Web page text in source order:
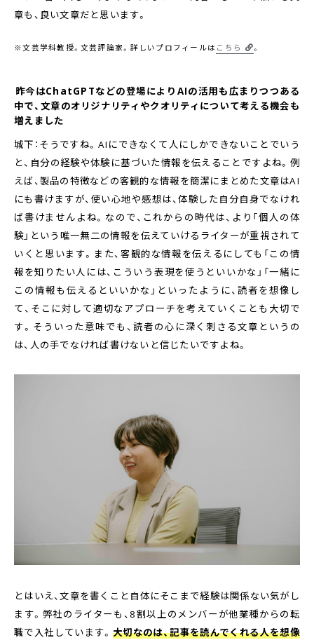
章も、良い文章だと思います。
※文芸学科教授。文芸評論家。詳しいプロフィールは こちら 。
――昨今はChatGPTなどの登場によりAIの活用も広まりつつある
中で、文章のオリジナリティやクオリティについて考える機会も
増えました
城下：そうですね。AIにできなくて人にしかできないことでいう
と、自分の経験や体験に基づいた情報を伝えることですよね。例
えば、製品の特徴などの客観的な情報を簡潔にまとめた文章はAI
にも書けますが、使い心地や感想は、体験した自分自身でなけれ
ば書けませんよね。なので、これからの時代は、より「個人の体
験」という唯一無二の情報を伝えていけるライターが重視されて
いくと思います。また、客観的な情報を伝えるにしても「この情
報を知りたい人には、こういう表現を使うといいかな」「一緒に
この情報も伝えるといいかな」といったように、読者を想像し
て、そこに対して適切なアプローチを考えていくことも大切で
す。そういった意味でも、読者の心に深く刺さる文章というの
は、人の手でなければ書けないと信じたいですよね。
とはいえ、文章を書くこと自体にそこまで経験は関係ない気がし
ます。弊社のライターも、8割以上のメンバーが他業種からの転
職で入社しています。 大切なのは、記事を読んでくれる人を想像